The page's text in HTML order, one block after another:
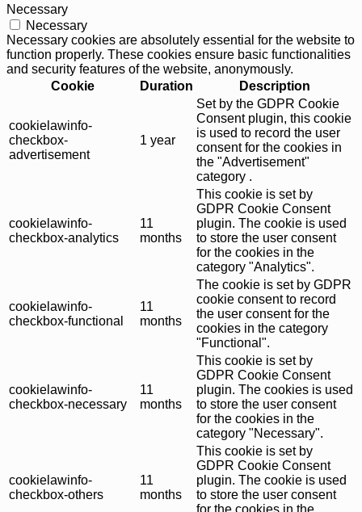
Necessary
Necessary
Necessary cookies are absolutely essential for the website to
function properly. These cookies ensure basic functionalities
and security features of the website, anonymously.
Cookie
Duration Description
cookielawinfo-
checkbox-
advertisement
1 year
Set by the GDPR Cookie
Consent plugin, this cookie
is used to record the user
consent for the cookies in
the "Advertisement"
category .
cookielawinfo-
checkbox-analytics
11
months
This cookie is set by
GDPR Cookie Consent
plugin. The cookie is used
to store the user consent
for the cookies in the
category "Analytics".
cookielawinfo-
checkbox-functional
11
months
The cookie is set by GDPR
cookie consent to record
the user consent for the
cookies in the category
"Functional".
cookielawinfo-
checkbox-necessary
11
months
This cookie is set by
GDPR Cookie Consent
plugin. The cookies is used
to store the user consent
for the cookies in the
category "Necessary".
cookielawinfo-
checkbox-others
11
months
This cookie is set by
GDPR Cookie Consent
plugin. The cookie is used
to store the user consent
for the cookies in the